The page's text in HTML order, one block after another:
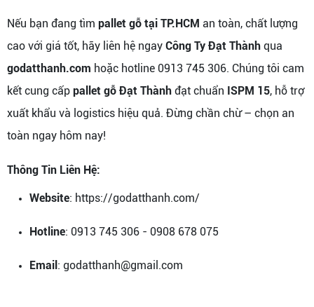
Nếu bạn đang tìm pallet gỗ tại TP.HCM an toàn, chất lượng
cao với giá tốt, hãy liên hệ ngay Công Ty Đạt Thành qua
godatthanh.com hoặc hotline 0913 745 306. Chúng tôi cam
kết cung cấp pallet gỗ Đạt Thành đạt chuẩn ISPM 15, hỗ trợ
xuất khẩu và logistics hiệu quả. Đừng chần chừ – chọn an
toàn ngay hôm nay!
Thông Tin Liên Hệ:
Website: https://godatthanh.com/
Hotline: 0913 745 306 - 0908 678 075
Email : godatthanh@gmail.com